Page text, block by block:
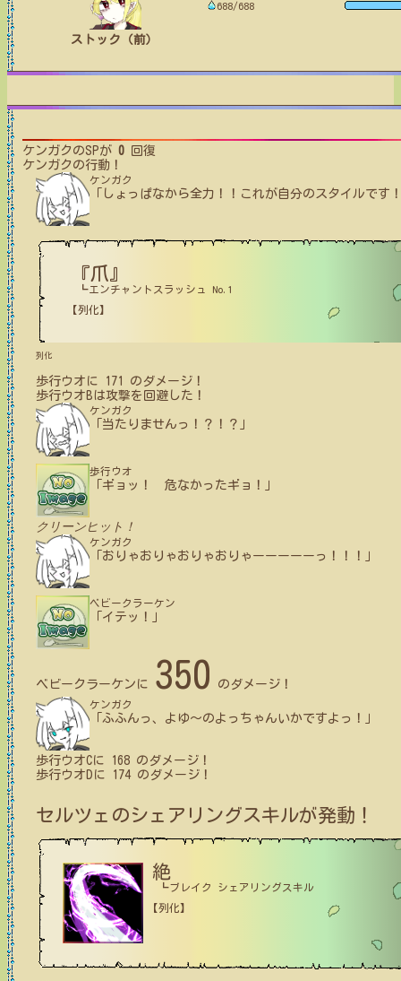
ストック（前）
688/688
ケンガク のSPが 0 回復
ケンガク の行動！
ケンガク
「しょっぱなから全力！！これが自分のスタイルです
『爪』
┗エンチャントスラッシュ No.1
【列化】
列化
歩行ウオ に 171
のダメージ！
歩行ウオBは攻撃を回避した！
ケンガク
「当たりませんっ！？！？」
歩行ウオ
「ギョッ！ 危なかったギョ！」
クリーンヒット！
ケンガク
「おりゃおりゃおりゃおりゃーーーーーっ！！！」
ベビークラーケン
「イテッ！」
ベビークラーケン に 350 のダメージ！
ケンガク
「ふふんっ、よゆ～のよっちゃんいかですよっ！」
歩行ウオCに 168 のダメージ！
歩行ウオD に 174のダメージ！
セルツェ のシェアリングスキルが発動！
絶
┗ブレイク シェアリングスキル
【列化】